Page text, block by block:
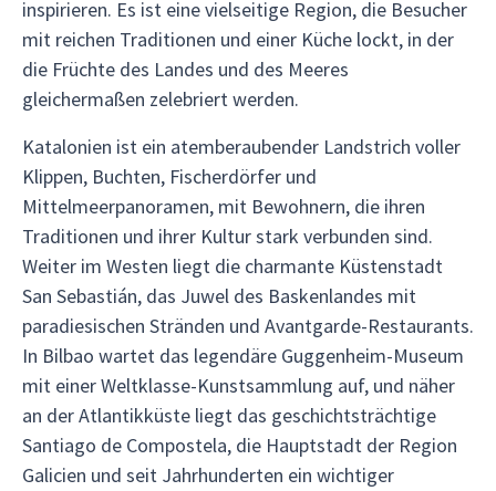
inspirieren. Es ist eine vielseitige Region, die Besucher
mit reichen Traditionen und einer Küche lockt, in der
die Früchte des Landes und des Meeres
gleichermaßen zelebriert werden.
Katalonien ist ein atemberaubender Landstrich voller
Klippen, Buchten, Fischerdörfer und
Mittelmeerpanoramen, mit Bewohnern, die ihren
Traditionen und ihrer Kultur stark verbunden sind.
Weiter im Westen liegt die charmante Küstenstadt
San Sebastián, das Juwel des Baskenlandes mit
paradiesischen Stränden und Avantgarde-Restaurants.
In Bilbao wartet das legendäre Guggenheim-Museum
mit einer Weltklasse-Kunstsammlung auf, und näher
an der Atlantikküste liegt das geschichtsträchtige
Santiago de Compostela, die Hauptstadt der Region
Galicien und seit Jahrhunderten ein wichtiger